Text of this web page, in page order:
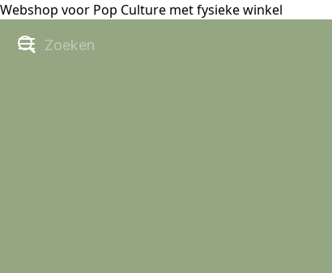
Webshop voor Pop Culture met fysieke winkel